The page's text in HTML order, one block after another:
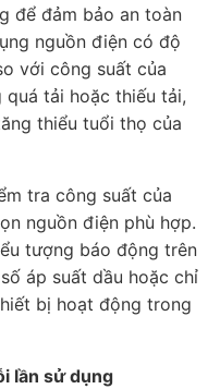
để đảm bảo an toàn
nguồn điện có độ
với công suất của
tải hoặc thiếu tải,
thiểu tuổi thọ của
tra công suất của
nguồn điện phù hợp.
tượng báo động trên
áp suất dầu hoặc chỉ
bị hoạt động trong
lần sử dụng